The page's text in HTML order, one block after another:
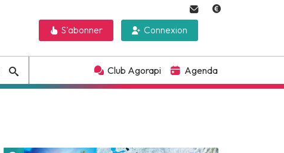
Connexion
S'abonner
Club Agorapi Agenda